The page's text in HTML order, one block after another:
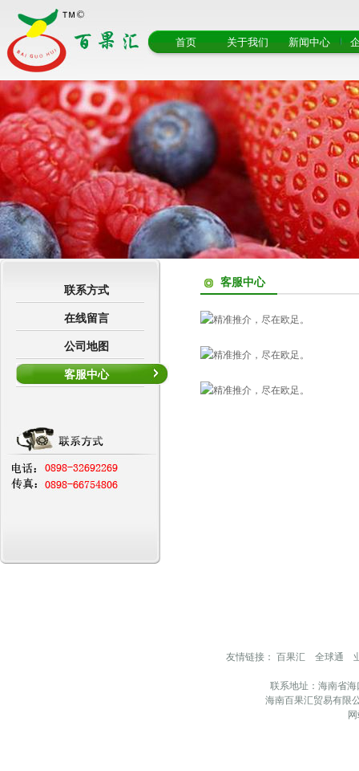
首页 关于我们 新闻中心
客服中心
联系方式
在线留言
公司地图
客服中心
友情链接： 百果汇 全球通
联系地址：海南省
海南百果汇贸易有限